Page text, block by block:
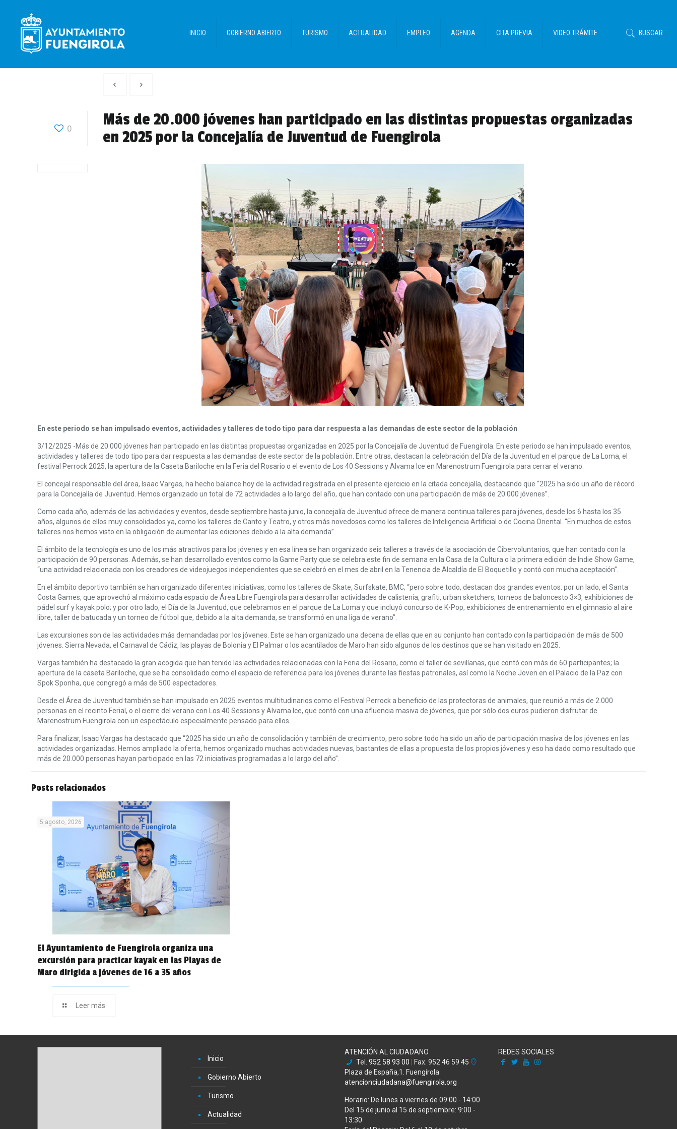
INICIO GOBIERNO ABIERTO TURISMO ACTUALIDAD EMPLEO AGENDA CITA PREVIA VIDEO TRÁMITE BUSCAR
anterior
0
Más de 20.000 jóvenes han participado en las distintas propuestas organizadas
en 2025 por la Concejalía de Juventud de Fuengirola
En este periodo se han impulsado eventos, actividades y talleres de todo tipo para dar respuesta a las demandas de este sector de la población
3/12/2025 -Más de 20.000 jóvenes han participado en las distintas propuestas organizadas en 2025 por la Concejalía de Juventud de Fuengirola. En este periodo se han impulsado eventos,
actividades y talleres de todo tipo para dar respuesta a las demandas de este sector de la población. Entre otras, destacan la celebración del Día de la Juventud en el parque de La Loma, el
festival Perrock 2025, la apertura de la Caseta Bariloche en la Feria del Rosario o el evento de Los 40 Sessions y Alvama Ice en Marenostrum Fuengirola para cerrar el verano.
El concejal responsable del área, Isaac Vargas, ha hecho balance hoy de la actividad registrada en el presente ejercicio en la citada concejalía, destacando que “2025 ha sido un año de récord
para la Concejalía de Juventud. Hemos organizado un total de 72 actividades a lo largo del año, que han contado con una participación de más de 20.000 jóvenes”.
Como cada año, además de las actividades y eventos, desde septiembre hasta junio, la concejalía de Juventud ofrece de manera continua talleres para jóvenes, desde los 6 hasta los 35
años, algunos de ellos muy consolidados ya, como los talleres de Canto y Teatro, y otros más novedosos como los talleres de Inteligencia Artificial o de Cocina Oriental. “En muchos de estos
talleres nos hemos visto en la obligación de aumentar las ediciones debido a la alta demanda”.
El ámbito de la tecnología es uno de los más atractivos para los jóvenes y en esa línea se han organizado seis talleres a través de la asociación de Cibervoluntarios, que han contado con la
participación de 90 personas. Además, se han desarrollado eventos como la Game Party que se celebra este fin de semana en la Casa de la Cultura o la primera edición de Indie Show Game,
“una actividad relacionada con los creadores de videojuegos independientes que se celebró en el mes de abril en la Tenencia de Alcaldía de El Boquetillo y contó con mucha aceptación”.
En el ámbito deportivo también se han organizado diferentes iniciativas, como los talleres de Skate, Surfskate, BMC, “pero sobre todo, destacan dos grandes eventos: por un lado, el Santa
Costa Games, que aprovechó al máximo cada espacio de Área Libre Fuengirola para desarrollar actividades de calistenia, grafiti, urban sketchers, torneos de baloncesto 3×3, exhibiciones de
pádel surf y kayak polo; y por otro lado, el Día de la Juventud, que celebramos en el parque de La Loma y que incluyó concurso de K-Pop, exhibiciones de entrenamiento en el gimnasio al aire
libre, taller de batucada y un torneo de fútbol que, debido a la alta demanda, se transformó en una liga de verano”.
Las excursiones son de las actividades más demandadas por los jóvenes. Este se han organizado una decena de ellas que en su conjunto han contado con la participación de más de 500
jóvenes. Sierra Nevada, el Carnaval de Cádiz, las playas de Bolonia y El Palmar o los acantilados de Maro han sido algunos de los destinos que se han visitado en 2025.
Vargas también ha destacado la gran acogida que han tenido las actividades relacionadas con la Feria del Rosario, como el taller de sevillanas, que contó con más de 60 participantes; la
apertura de la caseta Bariloche, que se ha consolidado como el espacio de referencia para los jóvenes durante las fiestas patronales, así como la Noche Joven en el Palacio de la Paz con
Spok Sponha, que congregó a más de 500 espectadores.
Desde el Área de Juventud también se han impulsado en 2025 eventos multitudinarios como el Festival Perrock a beneficio de las protectoras de animales, que reunió a más de 2.000
personas en el recinto Ferial, o el cierre del verano con Los 40 Sessions y Alvama Ice, que contó con una afluencia masiva de jóvenes, que por sólo dos euros pudieron disfrutar de
Marenostrum Fuengirola con un espectáculo especialmente pensado para ellos.
Para finalizar, Isaac Vargas ha destacado que “2025 ha sido un año de consolidación y también de crecimiento, pero sobre todo ha sido un año de participación masiva de los jóvenes en las
actividades organizadas. Hemos ampliado la oferta, hemos organizado muchas actividades nuevas, bastantes de ellas a propuesta de los propios jóvenes y eso ha dado como resultado que
más de 20.000 personas hayan participado en las 72 iniciativas programadas a lo largo del año”.
Posts relacionados
5 agosto, 2026
El Ayuntamiento de Fuengirola organiza una
excursión para practicar kayak en las Playas de
Maro dirigida a jóvenes de 16 a 35 años
Leer más
Inicio
Gobierno Abierto
Turismo
Actualidad
ATENCIÓN AL CIUDADANO
Tel. 952 58 93 00
Fax. 952 46 59 45
Plaza de España,1. Fuengirola
atencionciudadana@fuengirola.org
Horario: De lunes a viernes de 09:00 - 14:00
Del 15 de junio al 15 de septiembre: 9:00 -
13:30
REDES SOCIALES
Facebook
X Youtube